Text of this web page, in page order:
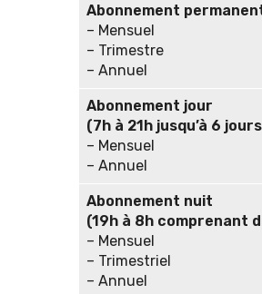
Abonnement
– Mensuel
– Trimestre
– Annuel
Abonnement jour
(7h à 21h jusqu’à 6
– Mensuel
– Annuel
Abonnement nuit
(19h à 8h comprenant
– Mensuel
– Trimestriel
– Annuel